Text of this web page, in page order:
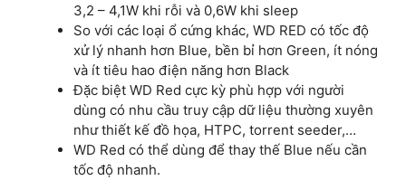
3,2 – 4,1W khi rỗi và 0,6W khi sleep
So với các loại ổ cứng khác, WD RED có tốc độ
xử lý nhanh hơn Blue, bền bỉ hơn Green, ít nóng
và ít tiêu hao điện năng hơn Black
Đặc biệt WD Red cực kỳ phù hợp với người
dùng có nhu cầu truy cập dữ liệu thường xuyên
như thiết kế đồ họa, HTPC, torrent seeder,…
WD Red có thể dùng để thay thế Blue nếu cần
tốc độ nhanh.